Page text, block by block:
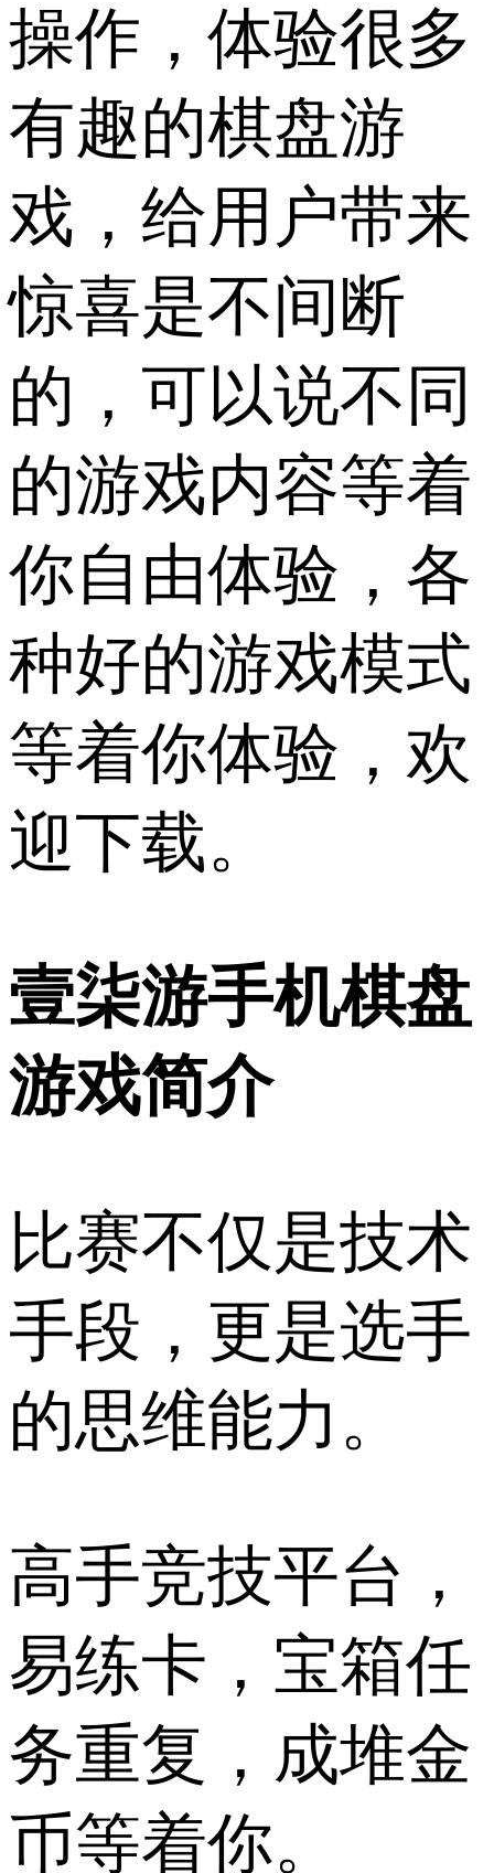
操作，体验很多
有趣的棋盘游
戏，给用户带来
惊喜是不间断
的，可以说不同
的游戏内容等着
你自由体验，各
种好的游戏模式
等着你体验，欢
迎下载。
壹柒游手机棋盘
游戏简介
比赛不仅是技术
手段，更是选手
的思维能力。
高手竞技平台，
易练卡，宝箱任
务重复，成堆金
币等着你。